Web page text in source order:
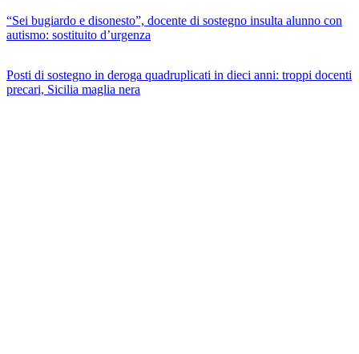
“Sei bugiardo e disonesto”, docente di sostegno insulta alunno con
autismo: sostituito d’urgenza
Posti di sostegno in deroga quadruplicati in dieci anni: troppi docenti
precari, Sicilia maglia nera